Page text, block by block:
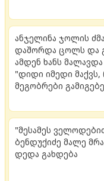
ანჯელინა ჯოლის
დაშორდა ცოლს და
ამდენ ხანს
"დიდი იმედი
მეგობრები
"მესამეს
ბენდუქიძე მალე
დედა გახდება